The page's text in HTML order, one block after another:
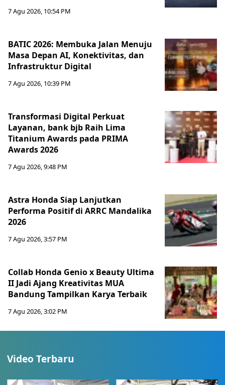
7 Agu 2026, 10:54 PM
BATIC 2026: Membuka Jalan Menuju
Masa Depan AI, Konektivitas, dan
Infrastruktur Digital
7 Agu 2026, 10:39 PM
Transformasi Digital Perkuat
Layanan, bank bjb Raih Lima
Titanium Awards pada PRIMA
Awards 2026
7 Agu 2026, 9:48 PM
Astra Honda Siap Lanjutkan
Performa Positif di ARRC Mandalika
2026
7 Agu 2026, 3:57 PM
Collab Honda Genio x Beauty Ultima
II Jadi Ajang Kreativitas MUA
Bandung Tampilkan Karya Terbaik
7 Agu 2026, 3:02 PM
Video Terbaru